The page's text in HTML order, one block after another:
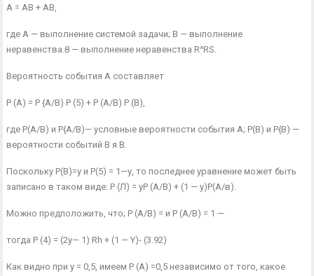
А = АВ + АВ,
где А — выполнение системой задачи; В — выполнение
неравенства.8 — выполнение неравенства R^RS.
Вероятность события А составляет
Р (А) = Р {А/В) Р (5) + Р (А/В) Р (В),
где Р(А/В) и Р{А/В)— условные вероятности события А; Р(В) и Р{В) —
веро­ятности событий В я В.
Поскольку Р(В)=у и Р(5) = 1—у, то последнее уравнение мо­жет быть
записано в таком виде: Р (Л) = уР (А/В) + (1 — у)Р(А/в).
Можно предположить, что; Р (А/В) = и Р (А/В) = 1 —
тогда Р (4) = (2у— 1) Rh + (1 — Y)- (3.92)
Как видно при у = 0,5, имеем Р (А) =0,5 независимо от того, ка­кое